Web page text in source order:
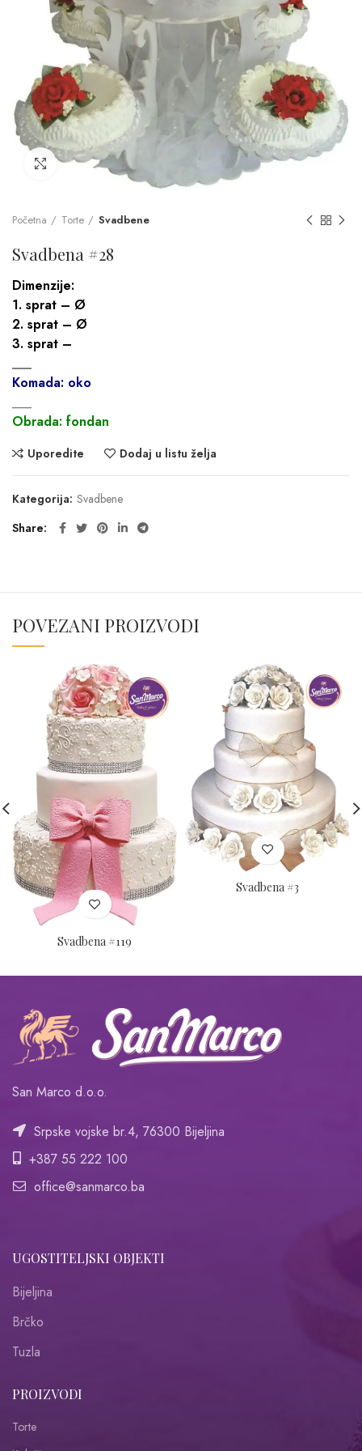
Click to enlarge
Početna Torte Svadbene
Svadbena #28
Dimenzije:
1. sprat – Ø
2. sprat – Ø
3. sprat –
___
Komada: oko
Obrada: fondan
Uporedite Dodaj u listu želja
Kategorija: Svadbene
Share
POVEZANI PROIZVODI
Svadbena #119
Svadbena #3
San Marco d.o.o.
Srpske vojske br.4, 76300 Bijeljina
+387 55 222 100
office@sanmarco.ba
UGOSTITELJSKI OBJEKTI
Bijeljina
Brčko
Tuzla
PROIZVODI
Torte